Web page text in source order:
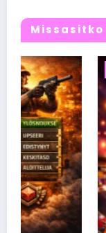
Missasitko
Viihde